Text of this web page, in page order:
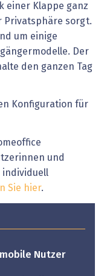
einer Klappe ganz
Privatsphäre sorgt.
um einige
Der
den ganzen Tag
Konfiguration für
und
individuell
Sie hier.
Nutzer